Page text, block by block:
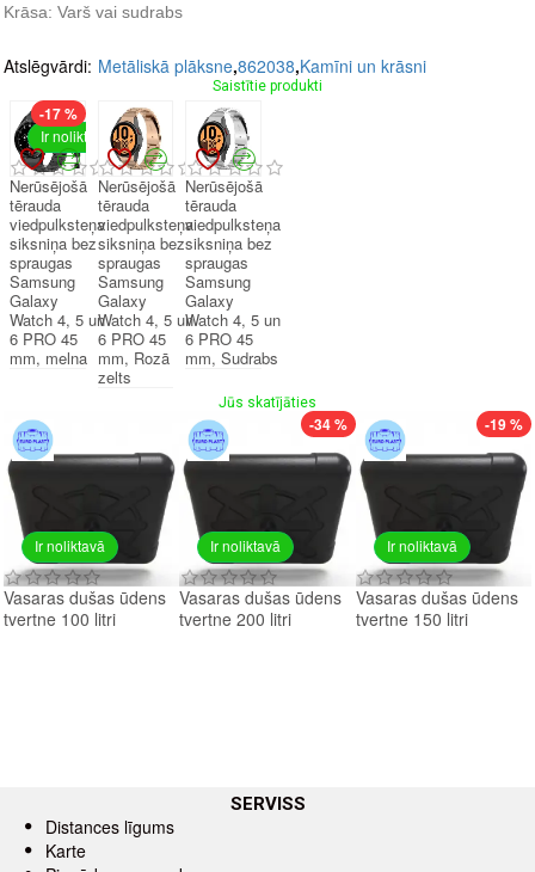
Krāsa: Varš vai sudrabs
Atslēgvārdi: Metāliskā plāksne,862038,Kamīni un krāsni
Saistītie produkti
Ir noliktavā
-17 %
Nerūsējošā
tērauda
viedpulksteņa
siksniņa bez
spraugas
Samsung
Galaxy
Watch 4, 5 un
6 PRO 45
mm, melna
Nerūsējošā
tērauda
viedpulksteņa
siksniņa bez
spraugas
Samsung
Galaxy
Watch 4, 5 un
6 PRO 45
mm, Rozā
zelts
Nerūsējošā
tērauda
viedpulksteņa
siksniņa bez
spraugas
Samsung
Galaxy
Watch 4, 5 un
6 PRO 45
mm, Sudrabs
Jūs skatījāties
Ir noliktavā
Vasaras dušas ūdens
tvertne 100 litri
Ir noliktavā
-34 %
Vasaras dušas ūdens
tvertne 200 litri
Ir noliktavā
-19 %
Vasaras dušas ūdens
tvertne 150 litri
SERVISS
Distances līgums
Karte